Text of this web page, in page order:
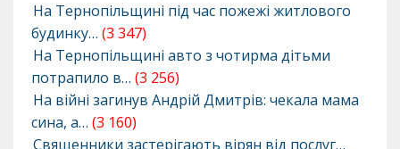
На Тернопільщині під час пожежі житлового
будинку… (3 347)
На Тернопільщині авто з чотирма дітьми
потрапило в… (3 256)
На війні загинув Андрій Дмитрів: чекала мама
сина, а… (3 160)
Священники застерігають вірян від послуг…